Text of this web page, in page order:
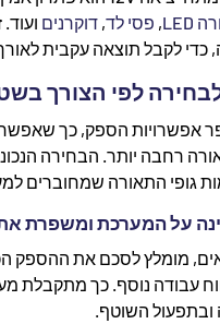
LED
, פסי לד, דוקרנים
כדי לקבל תוצאה עקבית
לפי הצורך
אפשרויות הספק, כך
רחבה יותר. הבחירה
גופי התאורה שמחוברים
על המערכת ומשפרת
מומלץ לסכם את ההספק
עבודה נוסף. כך מתקבלת
ובתפעול השוטף.